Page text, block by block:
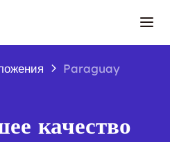
Paraguay
качество